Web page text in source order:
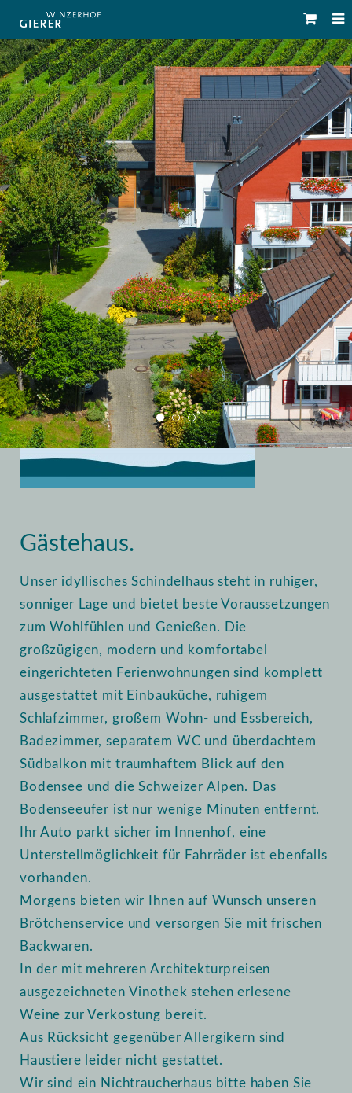
Gästehaus.
Unser idyllisches Schindelhaus steht in ruhiger,
sonniger Lage und bietet beste Voraussetzungen
zum Wohlfühlen und Genießen. Die
großzügigen, modern und komfortabel
eingerichteten Ferienwohnungen sind komplett
ausgestattet mit Einbauküche, ruhigem
Schlafzimmer, großem Wohn- und Essbereich,
Badezimmer, separatem WC und überdachtem
Südbalkon mit traumhaftem Blick auf den
Bodensee und die Schweizer Alpen. Das
Bodenseeufer ist nur wenige Minuten entfernt.
Ihr Auto parkt sicher im Innenhof, eine
Unterstellmöglichkeit für Fahrräder ist ebenfalls
vorhanden.
Morgens bieten wir Ihnen auf Wunsch unseren
Brötchenservice und versorgen Sie mit frischen
Backwaren.
In der mit mehreren Architekturpreisen
ausgezeichneten Vinothek stehen erlesene
Weine zur Verkostung bereit.
Aus Rücksicht gegenüber Allergikern sind
Haustiere leider nicht gestattet.
Wir sind ein Nichtraucherhaus bitte haben Sie